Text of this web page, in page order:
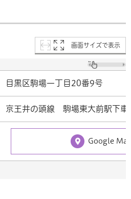
画面サイズで表示
目黒区駒場一丁目20番9号
京王井の頭線 駒場東大前駅下車
Google